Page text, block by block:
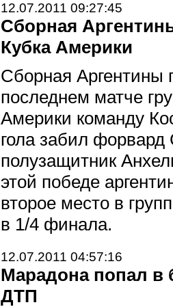
12.07.2011 09:27:45
Сборная
Кубка Америки
Сборная Аргентины
последнем матче
Америки команду
гола забил
полузащитник
этой победе
второе место в
в 1/4 финала.
12.07.2011 04:57:16
Марадона попал в
ДТП